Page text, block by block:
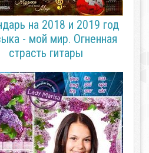
на 2018 и 2019 год
- мой мир. Огненная
страсть гитары